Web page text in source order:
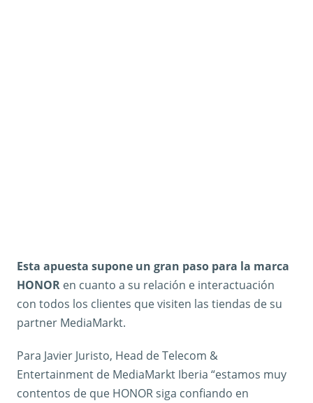
Esta apuesta supone un gran paso para la marca
HONOR en cuanto a su relación e interactuación
con todos los clientes que visiten las tiendas de su
partner MediaMarkt.
Para Javier Juristo, Head de Telecom &
Entertainment de MediaMarkt Iberia “estamos muy
contentos de que HONOR siga confiando en